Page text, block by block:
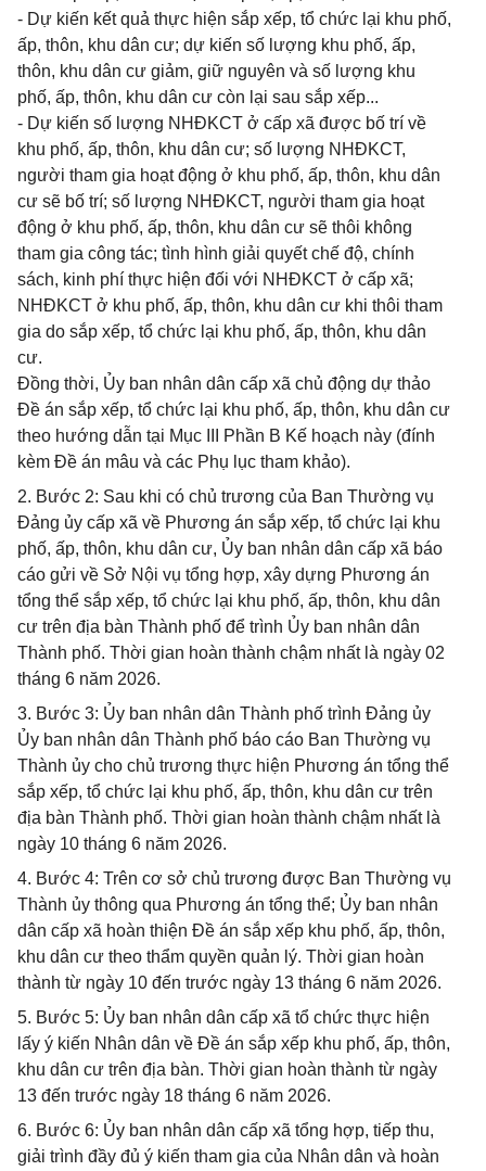
- Dự kiến kết quả thực hiện sắp xếp, tổ chức lại khu phố,
ấp, thôn, khu dân cư; dự kiến số lượng khu phố, ấp,
thôn, khu dân cư giảm, giữ nguyên và số lượng khu
phố, ấp, thôn, khu dân cư còn lại sau sắp xếp...
- Dự kiến số lượng NHĐKCT ở cấp xã được bố trí về
khu phố, ấp, thôn, khu dân cư; số lượng NHĐKCT,
người tham gia hoạt động ở khu phố, ấp, thôn, khu dân
cư sẽ bố trí; số lượng NHĐKCT, người tham gia hoạt
động ở khu phố, ấp, thôn, khu dân cư sẽ thôi không
tham gia công tác; tình hình giải quyết chế độ, chính
sách, kinh phí thực hiện đối với NHĐKCT ở cấp xã;
NHĐKCT ở khu phố, ấp, thôn, khu dân cư khi thôi tham
gia do sắp xếp, tổ chức lại khu phố, ấp, thôn, khu dân
cư.
Đồng thời, Ủy ban nhân dân cấp xã chủ động dự thảo
Đề án sắp xếp, tổ chức lại khu phố, ấp, thôn, khu dân cư
theo hướng dẫn tại Mục III Phần B Kế hoạch này (đính
kèm Đề án mâu và các Phụ lục tham khảo).
2. Bước 2: Sau khi có chủ trương của Ban Thường vụ
Đảng ủy cấp xã về Phương án sắp xếp, tổ chức lại khu
phố, ấp, thôn, khu dân cư, Ủy ban nhân dân cấp xã báo
cáo gửi về Sở Nội vụ tổng hợp, xây dựng Phương án
tổng thể sắp xếp, tổ chức lại khu phố, ấp, thôn, khu dân
cư trên địa bàn Thành phố để trình Ủy ban nhân dân
Thành phố. Thời gian hoàn thành chậm nhất là ngày 02
tháng 6 năm 2026.
3. Bước 3: Ủy ban nhân dân Thành phố trình Đảng ủy
Ủy ban nhân dân Thành phố báo cáo Ban Thường vụ
Thành ủy cho chủ trương thực hiện Phương án tổng thể
sắp xếp, tổ chức lại khu phố, ấp, thôn, khu dân cư trên
địa bàn Thành phố. Thời gian hoàn thành chậm nhất là
ngày 10 tháng 6 năm 2026.
4. Bước 4: Trên cơ sở chủ trương được Ban Thường vụ
Thành ủy thông qua Phương án tổng thể; Ủy ban nhân
dân cấp xã hoàn thiện Đề án sắp xếp khu phố, ấp, thôn,
khu dân cư theo thẩm quyền quản lý. Thời gian hoàn
thành từ ngày 10 đến trước ngày 13 tháng 6 năm 2026.
5. Bước 5: Ủy ban nhân dân cấp xã tổ chức thực hiện
lấy ý kiến Nhân dân về Đề án sắp xếp khu phố, ấp, thôn,
khu dân cư trên địa bàn. Thời gian hoàn thành từ ngày
13 đến trước ngày 18 tháng 6 năm 2026.
6. Bước 6: Ủy ban nhân dân cấp xã tổng hợp, tiếp thu,
giải trình đầy đủ ý kiến tham gia của Nhân dân và hoàn